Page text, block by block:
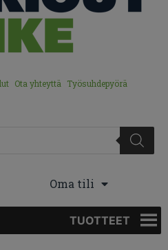
Ota yhteyttä Työsuhdepyörä
Oma tili
TUOTTEET